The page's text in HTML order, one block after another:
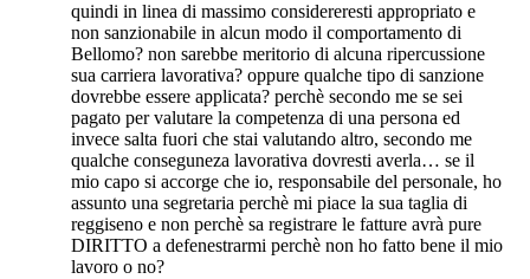
quindi in linea di massimo considereresti appropriato e
non sanzionabile in alcun modo il comportamento di
Bellomo? non sarebbe meritorio di alcuna ripercussione
sua carriera lavorativa? oppure qualche tipo di sanzione
dovrebbe essere applicata? perchè secondo me se sei
pagato per valutare la competenza di una persona ed
invece salta fuori che stai valutando altro, secondo me
qualche conseguneza lavorativa dovresti averla… se il
mio capo si accorge che io, responsabile del personale, ho
assunto una segretaria perchè mi piace la sua taglia di
reggiseno e non perchè sa registrare le fatture avrà pure
DIRITTO a defenestrarmi perchè non ho fatto bene il mio
lavoro o no?